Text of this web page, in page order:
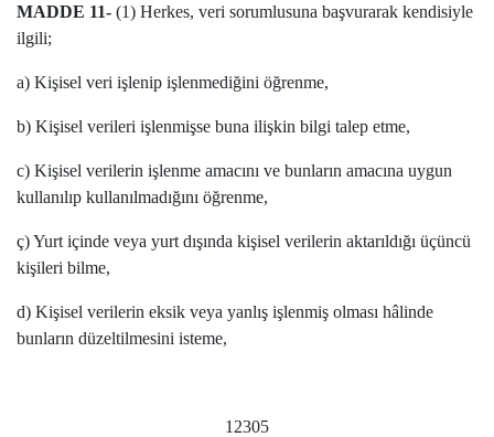
MADDE 11- (1) Herkes, veri sorumlusuna başvurarak kendisiyle
ilgili;
a) Kişisel veri işlenip işlenmediğini öğrenme,
b) Kişisel verileri işlenmişse buna ilişkin bilgi talep etme,
c) Kişisel verilerin işlenme amacını ve bunların amacına uygun
kullanılıp kullanılmadığını öğrenme,
ç) Yurt içinde veya yurt dışında kişisel verilerin aktarıldığı üçüncü
kişileri bilme,
d) Kişisel verilerin eksik veya yanlış işlenmiş olması hâlinde
bunların düzeltilmesini isteme,
12305